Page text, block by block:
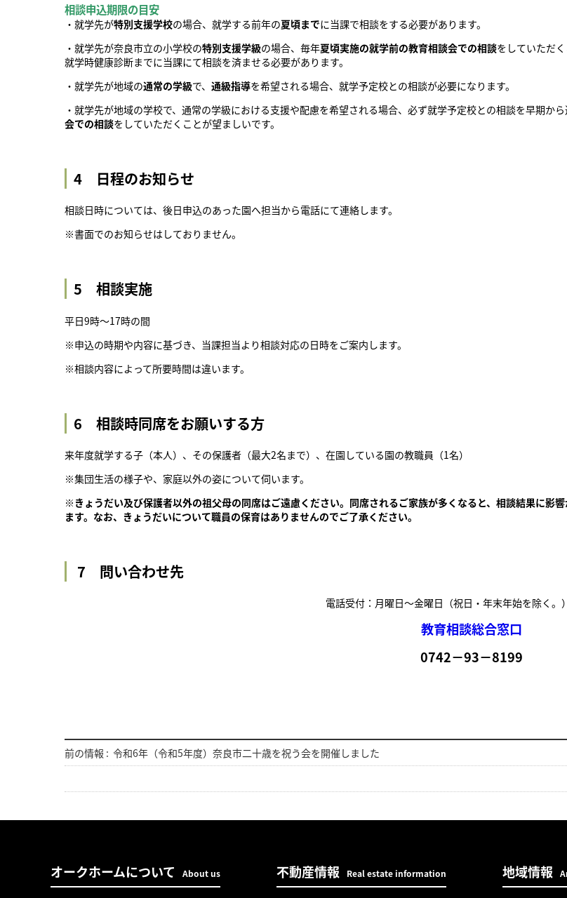
相談申込期限の目安
・就学先が特別支援学校の場合、就学する前年の夏頃までに当課で相談をする必要があります。
・就学先が奈良市立の小学校の特別支援学級の場合、毎年夏頃実施の就学前の教育相談会での相談をしていただ
就学時健康診断までに当課にて相談を済ませる必要があります。
・就学先が地域の通常の学級で、 通級指導を希望される場合、就学予定校との相談が必要になります。
・就学先が地域の学校で、通常の学級における支援や配慮を希望される場合、必ず就学予定校との相談を早期か
会での相談をしていただくことが望ましいです。
4 日程のお知らせ
相談日時については、後日申込のあった園へ担当から電話にて連絡します。
※書面でのお知らせはしておりません。
5 相談実施
平日9時～17時の間
※申込の時期や内容に基づき、当課担当より相談対応の日時をご案内します。
※相談内容によって所要時間は違います。
6 相談時同席をお願いする方
来年度就学する子（本人）、その保護者（最大2名まで）、在園している園の教職員（1名）
※集団生活の様子や、家庭以外の姿について伺います。
※きょうだい及び保護者以外の祖父母の同席はご遠慮ください。同席されるご家族が多くなると、相談結果に影
ます。なお、きょうだいについて職員の保育はありませんのでご了承ください。
7 問い合わせ先
電話受付：月曜日～金曜日（祝日・年末年始を除く。
教育相談総合窓口
0742－93－8199
前の情報 : 令和6年（令和5年度）奈良市二十歳を祝う会を開催しました
オークホームについて About us 不動産情報 Real estate information 地域情報